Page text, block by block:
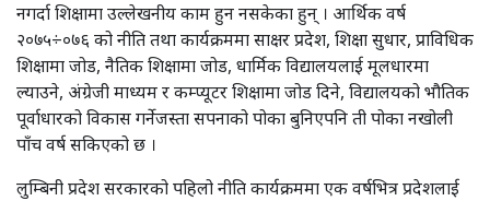
नगर्दा शिक्षामा उल्लेखनीय काम हुन नसकेका हुन् । आर्थिक वर्ष
२०७५÷०७६ को नीति तथा कार्यक्रममा साक्षर प्रदेश, शिक्षा सुधार, प्राविधिक
शिक्षामा जोड, नैतिक शिक्षामा जोड, धार्मिक विद्यालयलाई मूलधारमा
ल्याउने, अंग्रेजी माध्यम र कम्प्यूटर शिक्षामा जोड दिने, विद्यालयको भौतिक
पूर्वाधारको विकास गर्नेजस्ता सपनाको पोका बुनिएपनि ती पोका नखोली
पाँच वर्ष सकिएको छ ।
लुम्बिनी प्रदेश सरकारको पहिलो नीति कार्यक्रममा एक वर्षभित्र प्रदेशलाई